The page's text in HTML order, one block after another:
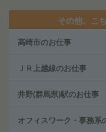
その他、こ
高崎市のお仕事
ＪＲ上越線のお仕事
井野(群馬県)駅のお仕事
オフィスワーク・事務系